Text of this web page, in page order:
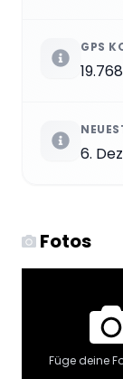
GPS
6.
Fotos
Füge deine